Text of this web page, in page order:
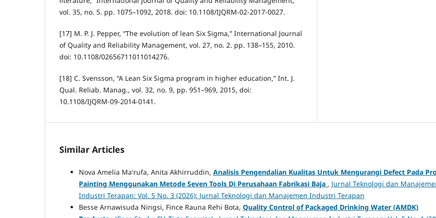
vol. 35, no. 5. pp. 1075–1092, 2018. doi: 10.1108/IJQRM-02-2017-0027.
[17] M. P. J. Pepper, “The evolution of lean Six Sigma,” International Journal
of Quality and Reliability Management, vol. 27, no. 2. pp. 138–155, 2010.
doi: 10.1108/02656711011014276.
[18] C. Svensson, “A Lean Six Sigma program in higher education,” Int. J.
Qual. Reliab. Manag., vol. 32, no. 9, pp. 951–969, 2015, doi:
10.1108/IJQRM-09-2014-0141.
Similar Articles
Nova Amelia Ma'rufa, Anita Akhirruddin, Analisis Pengendalian Kualitas Untuk Mengurangi Defect Pada
Painting Menggunakan Metode Seven Tools Di Perusahaan Fabrikasi Baja , Jurnal Teknologi dan
Industri Terapan: Vol. 5 No. 3 (2026): Jurnal Teknologi dan Manajemen Industri Terapan
Besse Arnawisuda Ningsi, Fince Rauna Rehi Bota, Quality Control of Packaged Drinking Water (AMDK)